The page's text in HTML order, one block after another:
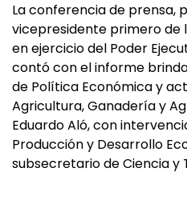
La conferencia de prensa,
vicepresidente primero de
en ejercicio del Poder
contó con el informe
de Política Económica y
Agricultura, Ganadería y
Eduardo Aló, con
Producción y Desarrollo
subsecretario de Ciencia y